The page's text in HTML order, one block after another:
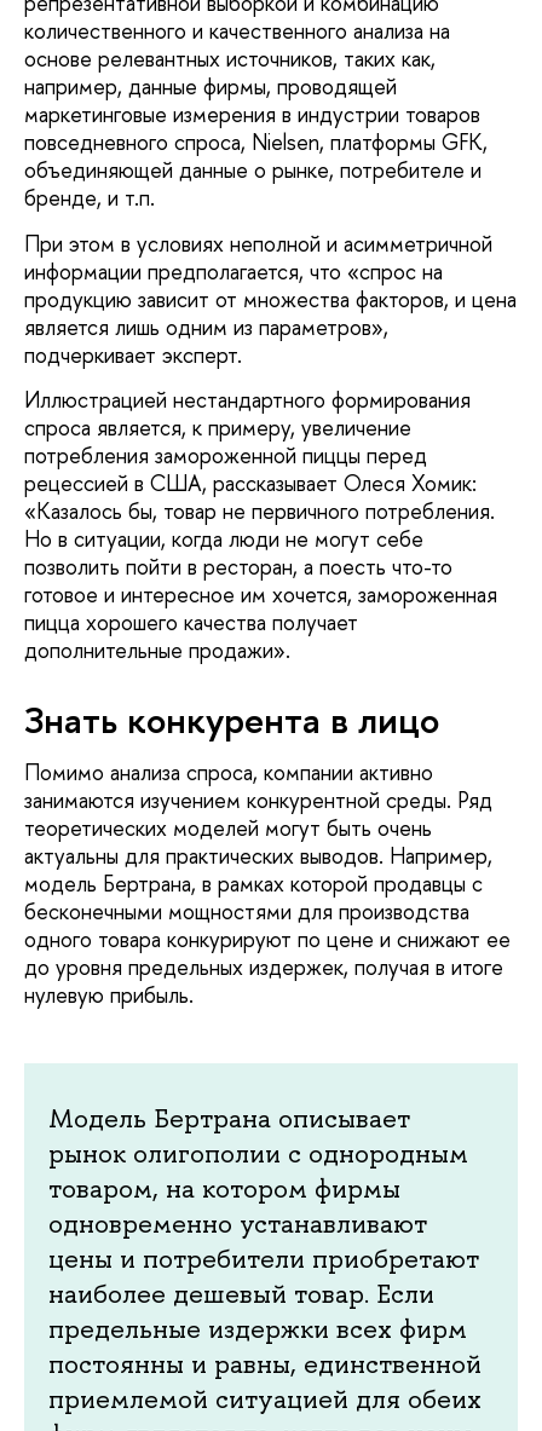
количественного и качественного анализа на
основе релевантных источников, таких как,
например, данные фирмы, проводящей
маркетинговые измерения в индустрии товаров
повседневного спроса, Nielsen, платформы GFK,
объединяющей данные о рынке, потребителе и
бренде, и т.п.
При этом в условиях неполной и асимметричной
информации предполагается, что «спрос на
продукцию зависит от множества факторов, и цена
является лишь одним из параметров»,
подчеркивает эксперт.
Иллюстрацией нестандартного формирования
спроса является, к примеру, увеличение
потребления замороженной пиццы перед
рецессией в США, рассказывает Олеся Хомик:
«Казалось бы, товар не первичного потребления.
Но в ситуации, когда люди не могут себе
позволить пойти в ресторан, а поесть что-то
готовое и интересное им хочется, замороженная
пицца хорошего качества получает
дополнительные продажи».
Знать конкурента в лицо
Помимо анализа спроса, компании активно
занимаются изучением конкурентной среды. Ряд
теоретических моделей могут быть очень
актуальны для практических выводов. Например,
модель Бертрана, в рамках которой продавцы с
бесконечными мощностями для производства
одного товара конкурируют по цене и снижают ее
до уровня предельных издержек, получая в итоге
нулевую прибыль.
Модель Бертрана описывает
рынок олигополии с однородным
товаром, на котором фирмы
одновременно устанавливают
цены и потребители приобретают
наиболее дешевый товар. Если
предельные издержки всех фирм
постоянны и равны, единственной
приемлемой ситуацией для обеих